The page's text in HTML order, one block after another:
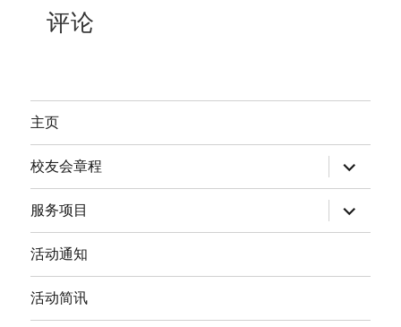
评论
主页
校友会章程
expand
child
menu
服务项目
expand
child
menu
活动通知
活动简讯